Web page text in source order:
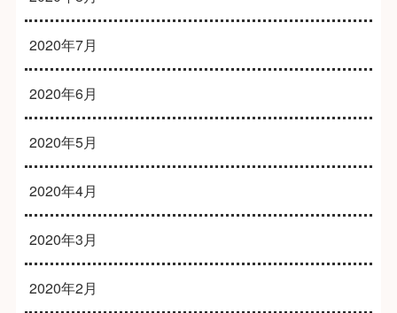
2020年7月
2020年6月
2020年5月
2020年4月
2020年3月
2020年2月